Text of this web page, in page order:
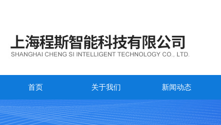
首页 关于我们 新闻动态